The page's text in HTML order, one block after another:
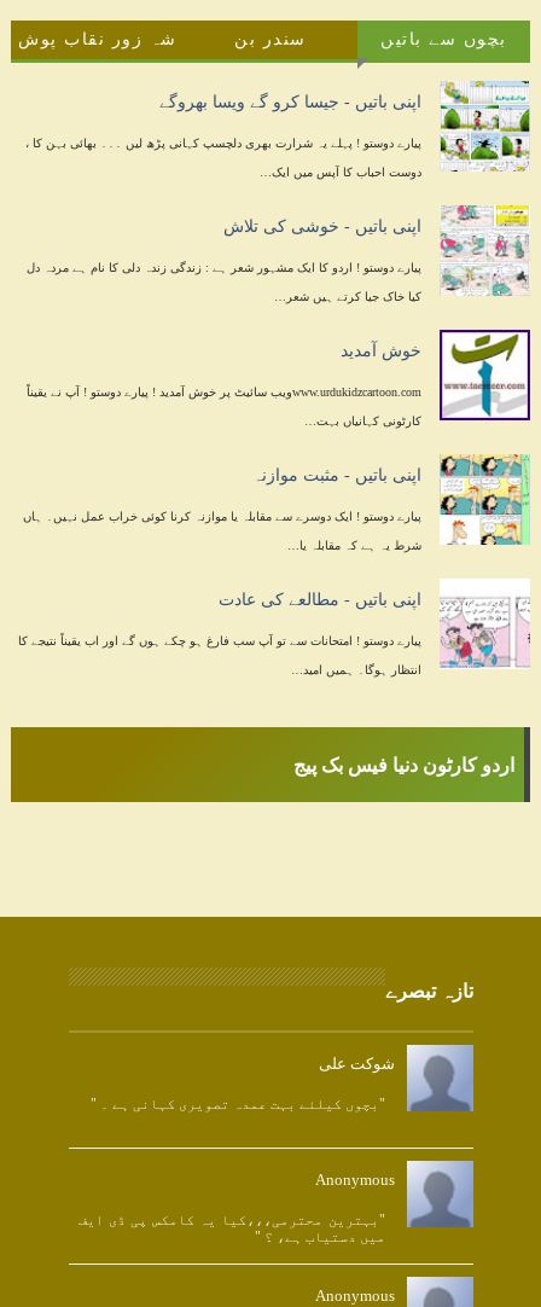
بچوں سے باتیں سندر بن شہ زور نقاب پوش
اپنی باتیں - جیسا کرو گے ویسا بھروگے
پیارے دوستو ! پہلے یہ شرارت بھری دلچسپ کہانی پڑھ لیں ۔۔۔ بھائی بہن کا ،
دوست احباب کا آپس میں ایک…
اپنی باتیں - خوشی کی تلاش
پیارے دوستو ! اردو کا ایک مشہور شعر ہے : زندگی زندہ دلی کا نام ہے مردہ دل
کیا خاک جیا کرتے ہیں شعر…
خوش آمدید
www.urdukidzcartoon.comویب سائیٹ پر خوش آمدید ! پیارے دوستو ! آپ نے یقیناً
کارٹونی کہانیاں بہت…
اپنی باتیں - مثبت موازنہ
پیارے دوستو ! ایک دوسرے سے مقابلہ یا موازنہ کرنا کوئی خراب عمل نہیں۔ ہاں
شرط یہ ہے کہ مقابلہ یا…
اپنی باتیں - مطالعے کی عادت
پیارے دوستو ! امتحانات سے تو آپ سب فارغ ہو چکے ہوں گے اور اب یقیناً نتیجے کا
انتظار ہوگا۔ ہمیں امید…
اردو کارٹون دنیا فیس بک پیج
تازہ تبصرے
شوکت علی
"بچوں کیلئے بہت عمدہ تصویری کہانی ہے ۔ "
Anonymous
"بہترین محترمی،،،کیا یہ کامکس پی ڈی ایف
میں دستیاب ہے، ؟ "
Anonymous